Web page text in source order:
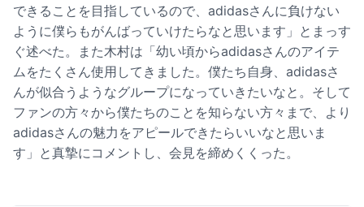
できることを目指しているので、adidasさんに負けない
ように僕らもがんばっていけたらなと思います」とまっす
ぐ述べた。また木村は「幼い頃からadidasさんのアイテ
ムをたくさん使用してきました。僕たち自身、adidasさ
んが似合うようなグループになっていきたいなと。そして
ファンの方々から僕たちのことを知らない方々まで、より
adidasさんの魅力をアピールできたらいいなと思いま
す」と真摯にコメントし、会見を締めくくった。